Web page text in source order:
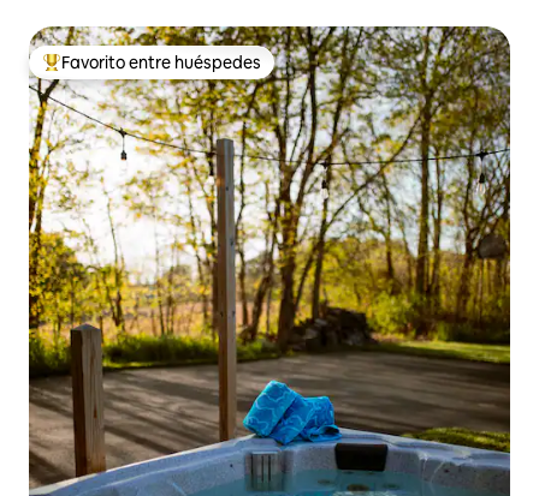
Favorito entre huéspedes preferido
Favorito entre huéspedes